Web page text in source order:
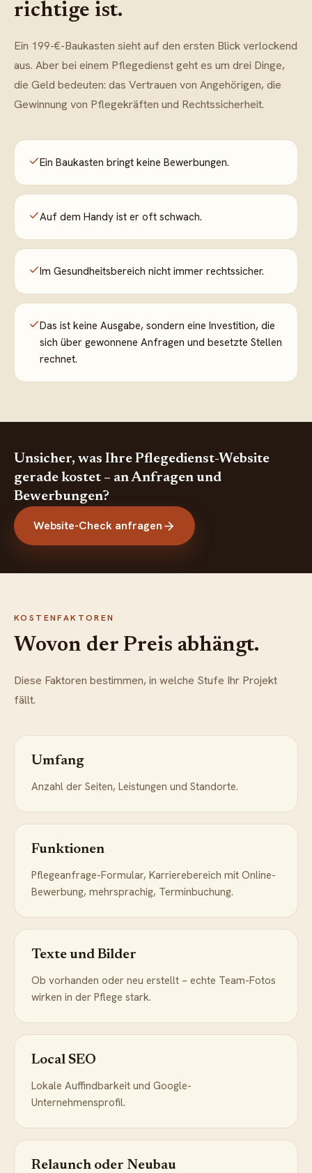
richtige ist.
Ein 199-€-Baukasten sieht auf den ersten Blick verlockend
aus. Aber bei einem Pflegedienst geht es um drei Dinge,
die Geld bedeuten: das Vertrauen von Angehörigen, die
Gewinnung von Pflegekräften und Rechtssicherheit.
Ein Baukasten bringt keine Bewerbungen.
Auf dem Handy ist er oft schwach.
Im Gesundheitsbereich nicht immer rechtssicher.
Das ist keine Ausgabe, sondern eine Investition, die
sich über gewonnene Anfragen und besetzte Stellen
rechnet.
Unsicher, was Ihre Pflegedienst-Website
gerade kostet – an Anfragen und
Bewerbungen?
Website-Check anfragen
KOSTENFAKTOREN
Wovon der Preis abhängt.
Diese Faktoren bestimmen, in welche Stufe Ihr Projekt
fällt.
Umfang
Anzahl der Seiten, Leistungen und Standorte.
Funktionen
Pflegeanfrage-Formular, Karrierebereich mit Online-
Bewerbung, mehrsprachig, Terminbuchung.
Texte und Bilder
Ob vorhanden oder neu erstellt – echte Team-Fotos
wirken in der Pflege stark.
Local SEO
Lokale Auffindbarkeit und Google-
Unternehmensprofil.
Relaunch oder Neubau